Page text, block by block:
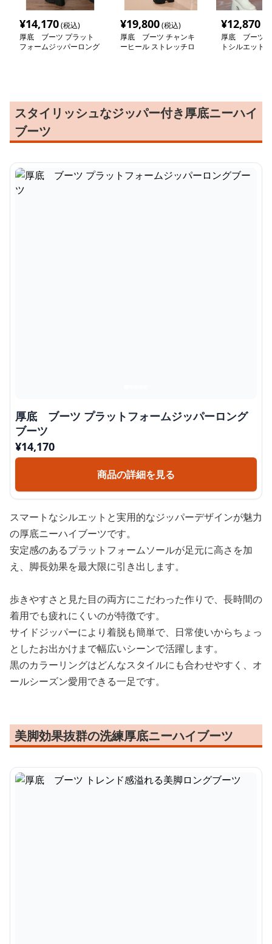
¥14,170(税込)
厚底 ブーツ プラット
フォームジッパーロング
¥19,800(税込)
厚底 ブーツ チャンキ
ーヒール ストレッチロ
¥12,870
厚底 ブーツ
トシルエット
スタイリッシュなジッパー付き厚底ニーハイ
ブーツ
厚底 ブーツ プラットフォームジッパーロング
ブーツ
¥14,170
商品の詳細を見る
スマートなシルエットと実用的なジッパーデザインが魅力
の厚底ニーハイブーツです。
安定感のあるプラットフォームソールが足元に高さを加
え、脚長効果を最大限に引き出します。
歩きやすさと見た目の両方にこだわった作りで、長時間の
着用でも疲れにくいのが特徴です。
サイドジッパーにより着脱も簡単で、日常使いからちょっ
としたお出かけまで幅広いシーンで活躍します。
黒のカラーリングはどんなスタイルにも合わせやすく、オ
ールシーズン愛用できる一足です。
美脚効果抜群の洗練厚底ニーハイブーツ